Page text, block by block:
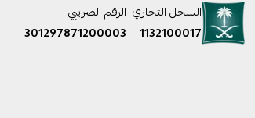
السجل التجاري
1132100017
الرقم الضريبي
301297871200003